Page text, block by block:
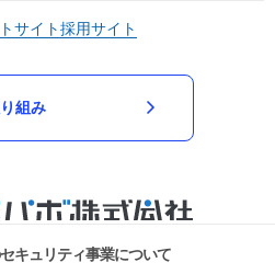
サイト採用サイト
組み
キュリティ事業について